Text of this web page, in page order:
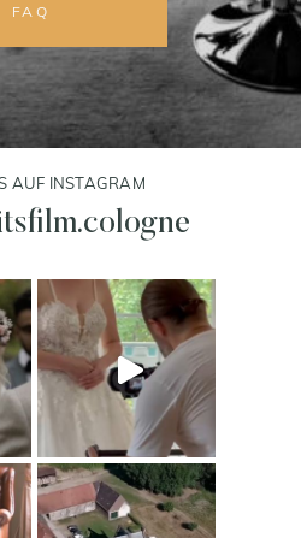
FAQ
AUF INSTAGRAM